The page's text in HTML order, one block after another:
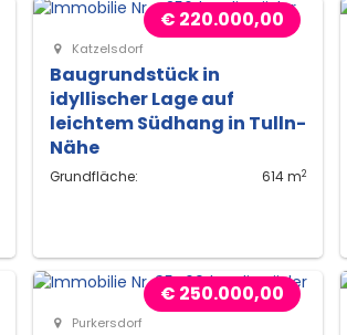
€ 220.000,00
Katzelsdorf
Baugrundstück in
idyllischer Lage auf
leichtem Südhang in Tulln-
Nähe
Grundfläche: 614 m2
€ 250.000,00
Purkersdorf